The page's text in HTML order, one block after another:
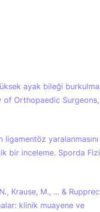
ayak bileği
of Orthopaedic Surgeons,
yaralanmasını
bir inceleme. Sporda
Krause, M., ... &
klinik muayene ve